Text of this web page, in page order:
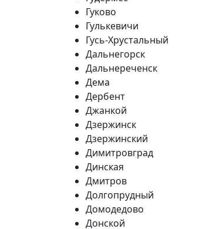
Гуково
Гулькевичи
Гусь-Хрустальный
Дальнегорск
Дальнереченск
Дема
Дербент
Джанкой
Дзержинск
Дзержинский
Димитровград
Динская
Дмитров
Долгопрудный
Домодедово
Донской